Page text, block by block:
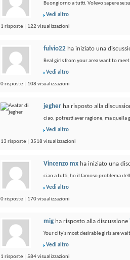
Buongiorno a tutti. Volevo sapere se
Vedi altro
1 risposte | 122 visualizzazioni
fulvio22 ha iniziato una
Real girls from your area want to
Vedi altro
0 risposte | 108 visualizzazioni
jegher ha risposto alla
ciao, potresti aver ragione, ma quella
Vedi altro
13 risposte | 3518 visualizzazioni
Vincenzo mx ha iniziato una
ciao a tutti, ho il famoso problema
Vedi altro
0 risposte | 170 visualizzazioni
mig ha risposto alla discussione
Your city's most desirable girls are
Vedi altro
1 risposte | 584 visualizzazioni